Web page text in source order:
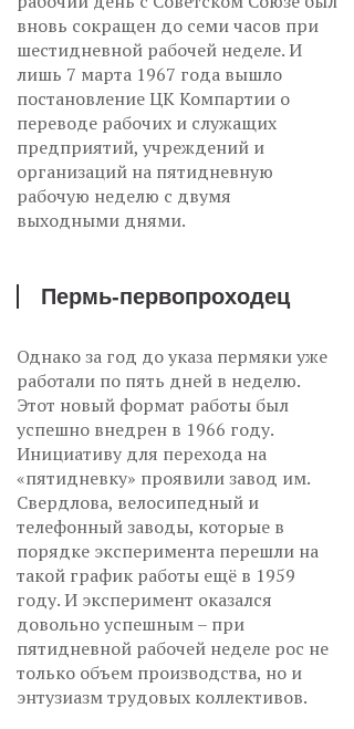
вновь сокращен до семи часов при
шестидневной рабочей неделе. И
лишь 7 марта 1967 года вышло
постановление ЦК Компартии о
переводе рабочих и служащих
предприятий, учреждений и
организаций на пятидневную
рабочую неделю с двумя
выходными днями.
Пермь-первопроходец
Однако за год до указа пермяки уже
работали по пять дней в неделю.
Этот новый формат работы был
успешно внедрен в 1966 году.
Инициативу для перехода на
«пятидневку» проявили завод им.
Свердлова, велосипедный и
телефонный заводы, которые в
порядке эксперимента перешли на
такой график работы ещё в 1959
году. И эксперимент оказался
довольно успешным – при
пятидневной рабочей неделе рос не
только объем производства, но и
энтузиазм трудовых коллективов.